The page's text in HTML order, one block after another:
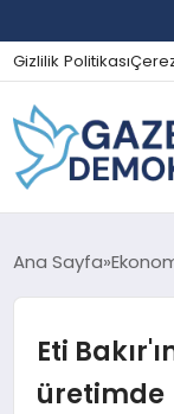
Gizlilik Politikası
GÜNDEM
EKONOMI
Ana Sayfa
Eti
üretimde